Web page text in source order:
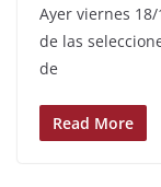
Ayer viernes
de las
de
Read More